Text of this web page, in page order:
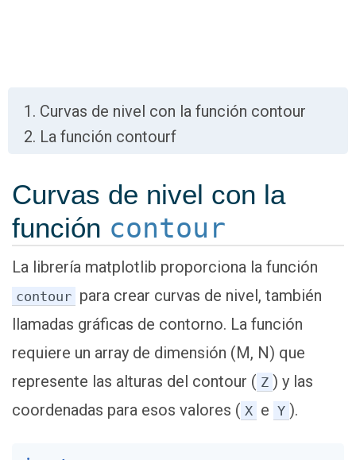
Curvas de nivel con la función contour
La función contourf
Curvas de nivel con la
función contour
La librería matplotlib proporciona la función
contour para crear curvas de nivel, también
llamadas gráficas de contorno. La función
requiere un array de dimensión (M, N) que
represente las alturas del contour ( Z ) y las
coordenadas para esos valores ( X e Y ).